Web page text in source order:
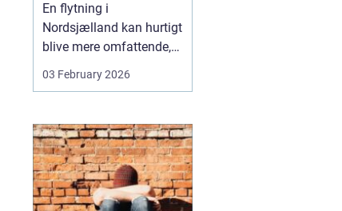
flytning
En flytning i
Nordsjælland kan hurtigt
blive mere omfattende,
end man først tror. Der er
nøgler, flyttekasser,
parkering, møbler der
skal skilles ad, og
ejendele med
affektionsværdi, som
helst skal komme sikkert
03 February 2026